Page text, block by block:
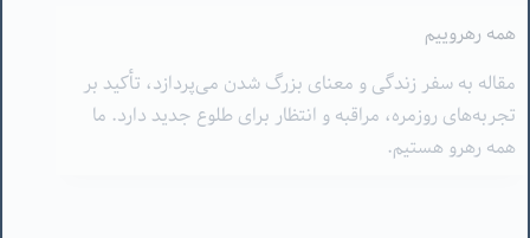
تجربه‌های روزمره، مراقبه و انتظار برای طلوع جدید دارد. ما
همه رهرو هستیم.
من کیستم؟- ١